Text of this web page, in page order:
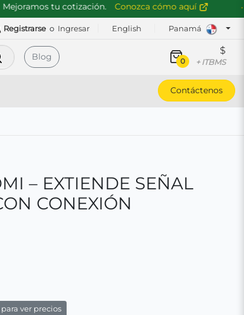
tu cotización. Conozca cómo aquí
Registrarse o Ingresar English Panamá
Buscar Blog 0
$
+ ITBMS
Contáctenos
– EXTIENDE SEÑAL
CONEXIÓN
ver precios